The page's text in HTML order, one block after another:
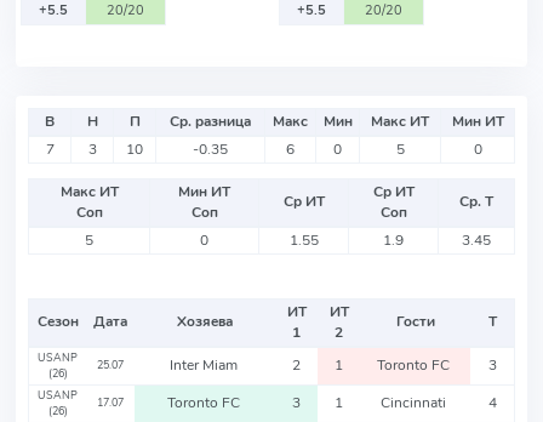
+5.5
20/20
+5.5
20/20
В Н П Ср. разница Макс Мин Макс ИТ
Мин ИТ
7
3 10 -0.35 6 0 5 0
Макс ИТ
Соп
Мин ИТ
Соп
Ср ИТ
Ср ИТ
Соп
Ср. Т
5
0 1.55 1.9 3.45
Сезон Дата Хозяева
ИТ
1
ИТ
2
Гости Т
USANP
(26)
25.07 Inter Miam 2 1 Toronto FC 3
USANP
(26)
17.07 Toronto FC 3 1 Cincinnati 4